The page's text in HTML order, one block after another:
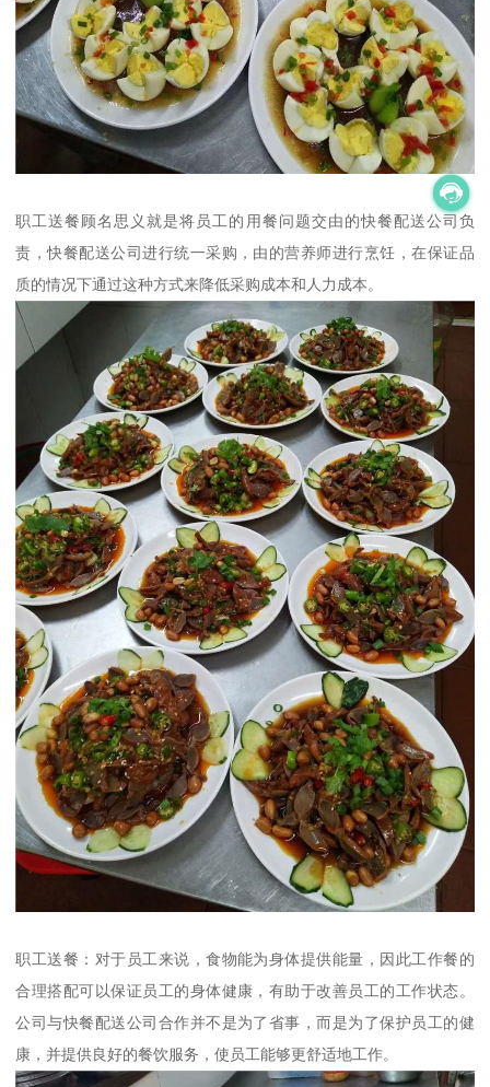
职工送餐顾名思义就是将员工的用餐问题交由的快餐配送公司负
责，快餐配送公司进行统一采购，由的营养师进行烹饪，在保证品
质的情况下通过这种方式来降低采购成本和人力成本。
职工送餐：对于员工来说，食物能为身体提供能量，因此工作餐的
合理搭配可以保证员工的身体健康，有助于改善员工的工作状态。
公司与快餐配送公司合作并不是为了省事，而是为了保护员工的健
康，并提供良好的餐饮服务，使员工能够更舒适地工作。